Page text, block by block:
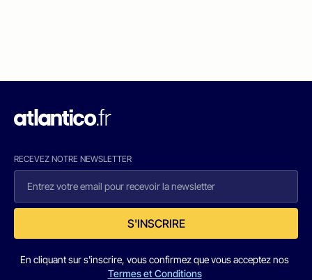
RECEVEZ NOTRE NEWSLETTER
S'INSCRIRE
En cliquant sur s'inscrire, vous confirmez que vous acceptez nos
Termes et Conditions